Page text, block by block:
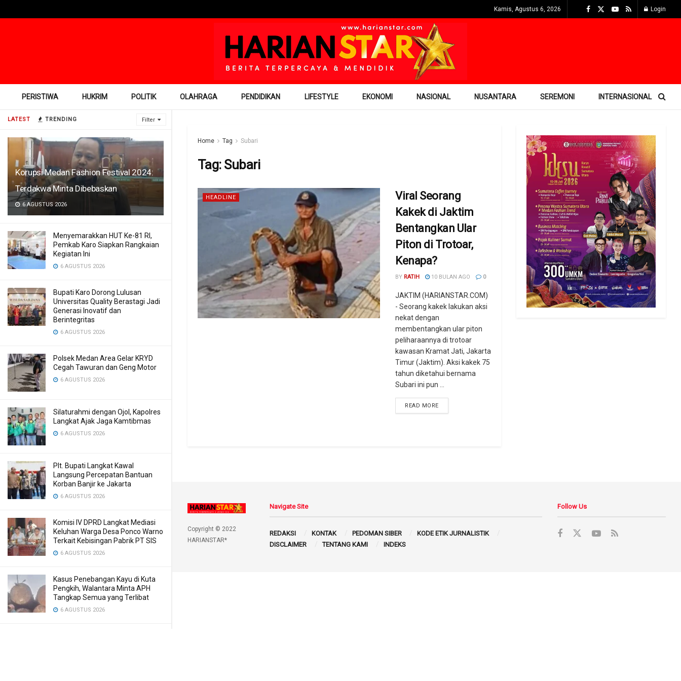
LATEST TRENDING Filter
Korupsi Medan Fashion Festival 2024:
Terdakwa Minta Dibebaskan
6 AGUSTUS 2026
Menyemarakkan HUT Ke-81 RI,
Pemkab Karo Siapkan Rangkaian
Kegiatan Ini
6 AGUSTUS 2026
Bupati Karo Dorong Lulusan
Universitas Quality Berastagi Jadi
Generasi Inovatif dan
Berintegritas
6 AGUSTUS 2026
Polsek Medan Area Gelar KRYD
Cegah Tawuran dan Geng Motor
6 AGUSTUS 2026
Silaturahmi dengan Ojol, Kapolres
Langkat Ajak Jaga Kamtibmas
6 AGUSTUS 2026
Plt. Bupati Langkat Kawal
Langsung Percepatan Bantuan
Korban Banjir ke Jakarta
6 AGUSTUS 2026
Komisi IV DPRD Langkat Mediasi
Keluhan Warga Desa Ponco Warno
Terkait Kebisingan Pabrik PT SIS
6 AGUSTUS 2026
Kasus Penebangan Kayu di Kuta
Pengkih, Walantara Minta APH
Tangkap Semua yang Terlibat
6 AGUSTUS 2026
Kamis, Agustus 6, 2026 Login
PERISTIWA HUKRIM POLITIK OLAHRAGA PENDIDIKAN LIFESTYLE EKONOMI NASIONAL NUSANTARA SEREMONI INTERNASIONAL
Home Tag Subari
Tag: Subari
HEADLINE
Viral Seorang
Kakek di Jaktim
Bentangkan Ular
Piton di Trotoar,
Kenapa?
BY RATIH 10 BULAN AGO 0
JAKTIM (HARIANSTAR.COM)
- Seorang kakek lakukan aksi
nekat dengan
membentangkan ular piton
peliharaannya di trotoar
kawasan Kramat Jati, Jakarta
Timur (Jaktim). Aksi kakek 75
tahun diketahui bernama
Subari ini pun ...
READ MORE
Copyright © 2022
HARIANSTAR*
Navigate Site
REDAKSI KONTAK PEDOMAN SIBER
KODE ETIK JURNALISTIK
DISCLAIMER
TENTANG KAMI INDEKS
Follow Us